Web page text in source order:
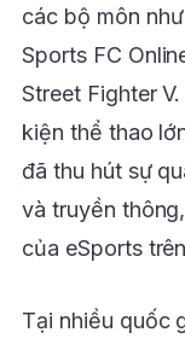
các bộ môn
Sports FC
Street Fighter
kiện thể thao
đã thu hút sự
và truyền
của eSports
Tại nhiều quốc